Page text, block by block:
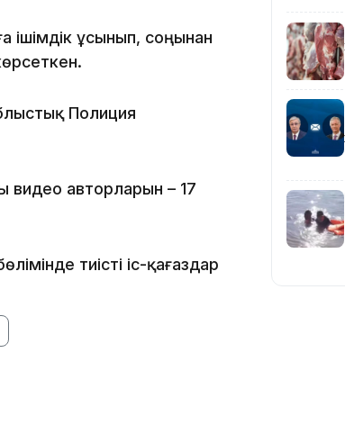
ішімдік ұсынып, соңынан
Полиция
видео авторларын – 17
тиісті іс-қағаздар
14:26